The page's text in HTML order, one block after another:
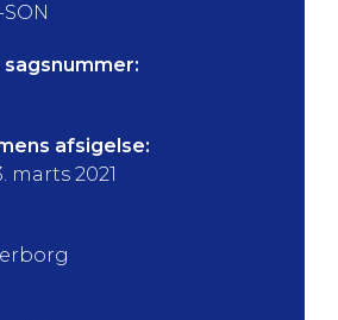
SON
afsigelse:
marts 2021